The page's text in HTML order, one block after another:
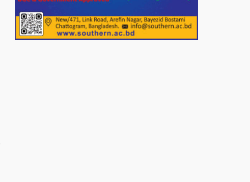
মুক্তিযোদ্ধা দবির উদ্দিন ফাউন্ডেশন